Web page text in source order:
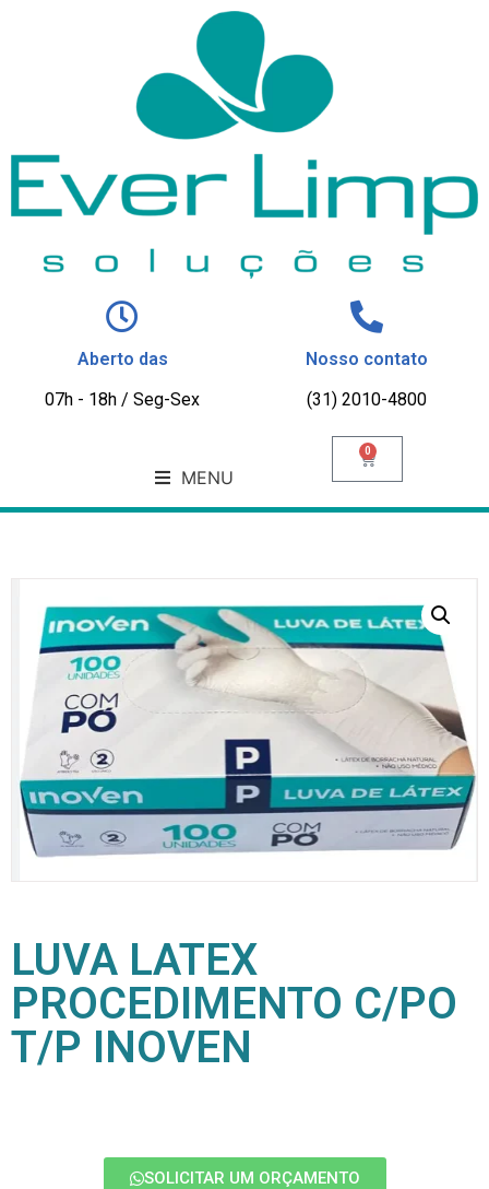
Aberto das
07h - 18h / Seg-Sex
Nosso contato
(31) 2010-4800
MENU
0
LUVA LATEX
PROCEDIMENTO C/PO
T/P INOVEN
SOLICITAR UM ORÇAMENTO